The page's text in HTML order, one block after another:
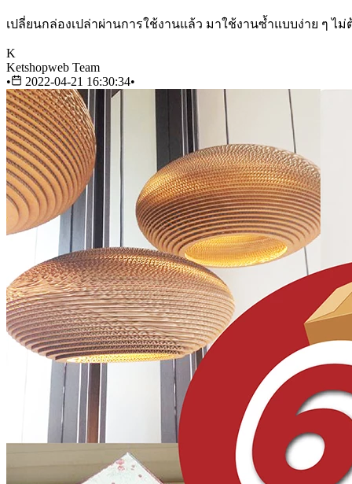
เปลี่ยนกล่องเปล่าผ่านการใช้งานแล้ว มาใช้งานซ้ำแบบง่าย ๆ ไม่
K
Ketshopweb Team
•
2022-04-21 16:30:34•